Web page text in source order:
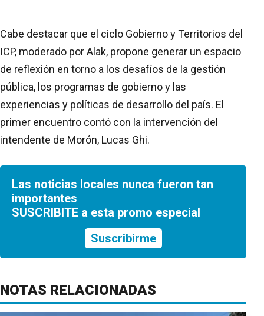
Cabe destacar que el ciclo Gobierno y Territorios del
ICP, moderado por Alak, propone generar un espacio
de reflexión en torno a los desafíos de la gestión
pública, los programas de gobierno y las
experiencias y políticas de desarrollo del país. El
primer encuentro contó con la intervención del
intendente de Morón, Lucas Ghi.
Las noticias locales nunca fueron tan
importantes
SUSCRIBITE a esta promo especial
Suscribirme
NOTAS RELACIONADAS